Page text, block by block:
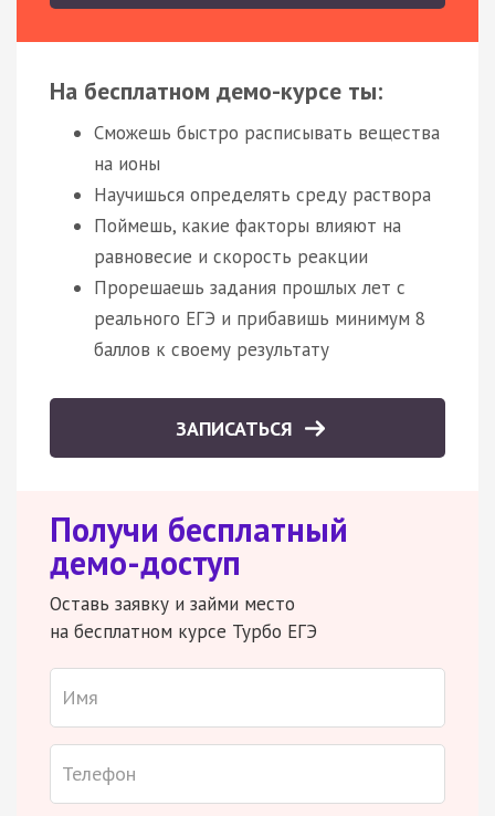
На бесплатном демо-курсе ты:
Сможешь быстро расписывать вещества
на ионы
Научишься определять среду раствора
Поймешь, какие факторы влияют на
равновесие и скорость реакции
Прорешаешь задания прошлых лет с
реального ЕГЭ и прибавишь минимум 8
баллов к своему результату
ЗАПИСАТЬСЯ
Получи бесплатный
демо-доступ
Оставь заявку и займи место
на бесплатном курсе Турбо ЕГЭ